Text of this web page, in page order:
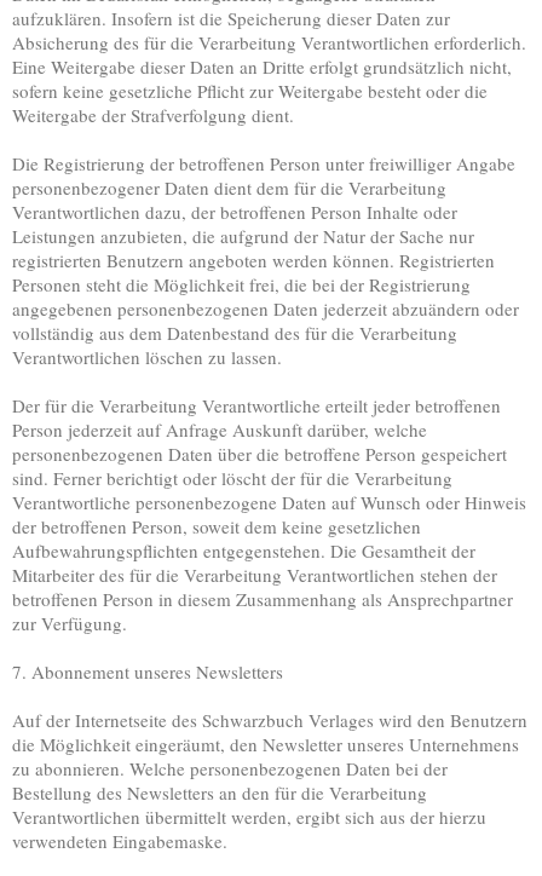
aufzuklären. Insofern ist die Speicherung dieser Daten zur
Absicherung des für die Verarbeitung Verantwortlichen erforderlich.
Eine Weitergabe dieser Daten an Dritte erfolgt grundsätzlich nicht,
sofern keine gesetzliche Pflicht zur Weitergabe besteht oder die
Weitergabe der Strafverfolgung dient.
Die Registrierung der betroffenen Person unter freiwilliger Angabe
personenbezogener Daten dient dem für die Verarbeitung
Verantwortlichen dazu, der betroffenen Person Inhalte oder
Leistungen anzubieten, die aufgrund der Natur der Sache nur
registrierten Benutzern angeboten werden können. Registrierten
Personen steht die Möglichkeit frei, die bei der Registrierung
angegebenen personenbezogenen Daten jederzeit abzuändern oder
vollständig aus dem Datenbestand des für die Verarbeitung
Verantwortlichen löschen zu lassen.
Der für die Verarbeitung Verantwortliche erteilt jeder betroffenen
Person jederzeit auf Anfrage Auskunft darüber, welche
personenbezogenen Daten über die betroffene Person gespeichert
sind. Ferner berichtigt oder löscht der für die Verarbeitung
Verantwortliche personenbezogene Daten auf Wunsch oder Hinweis
der betroffenen Person, soweit dem keine gesetzlichen
Aufbewahrungspflichten entgegenstehen. Die Gesamtheit der
Mitarbeiter des für die Verarbeitung Verantwortlichen stehen der
betroffenen Person in diesem Zusammenhang als Ansprechpartner
zur Verfügung.
7. Abonnement unseres Newsletters
Auf der Internetseite des Schwarzbuch Verlages wird den Benutzern
die Möglichkeit eingeräumt, den Newsletter unseres Unternehmens
zu abonnieren. Welche personenbezogenen Daten bei der
Bestellung des Newsletters an den für die Verarbeitung
Verantwortlichen übermittelt werden, ergibt sich aus der hierzu
verwendeten Eingabemaske.